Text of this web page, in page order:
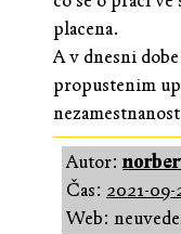
placena.
A v dnesni
propustenim
Autor:
Čas: 2021-
Web: